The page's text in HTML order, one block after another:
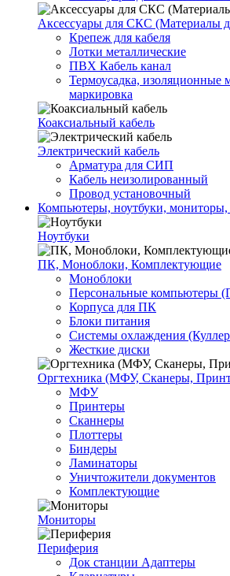
Аксессуары для СКС (Материалы
Крепеж для кабеля
Лотки металлические
ПВХ Кабель канал
Термоусадка, изоляционные
маркировка
Коаксиальный кабель
Электрический кабель
Арматура для СИП
Кабель неизолированный
Провод установочный
Компьютеры, ноутбуки, мониторы,
Ноутбуки
ПК, Моноблоки, Комплектующие
Моноблоки
Персональные компьютеры
Корпуса для ПК
Блоки питания
Системы охлаждения
Жесткие диски
Оргтехника (МФУ, Сканеры,
МФУ
Принтеры
Сканнеры
Плоттеры
Биндеры
Ламинаторы
Уничтожители документов
Комплектующие
Мониторы
Периферия
Док станции Адаптеры